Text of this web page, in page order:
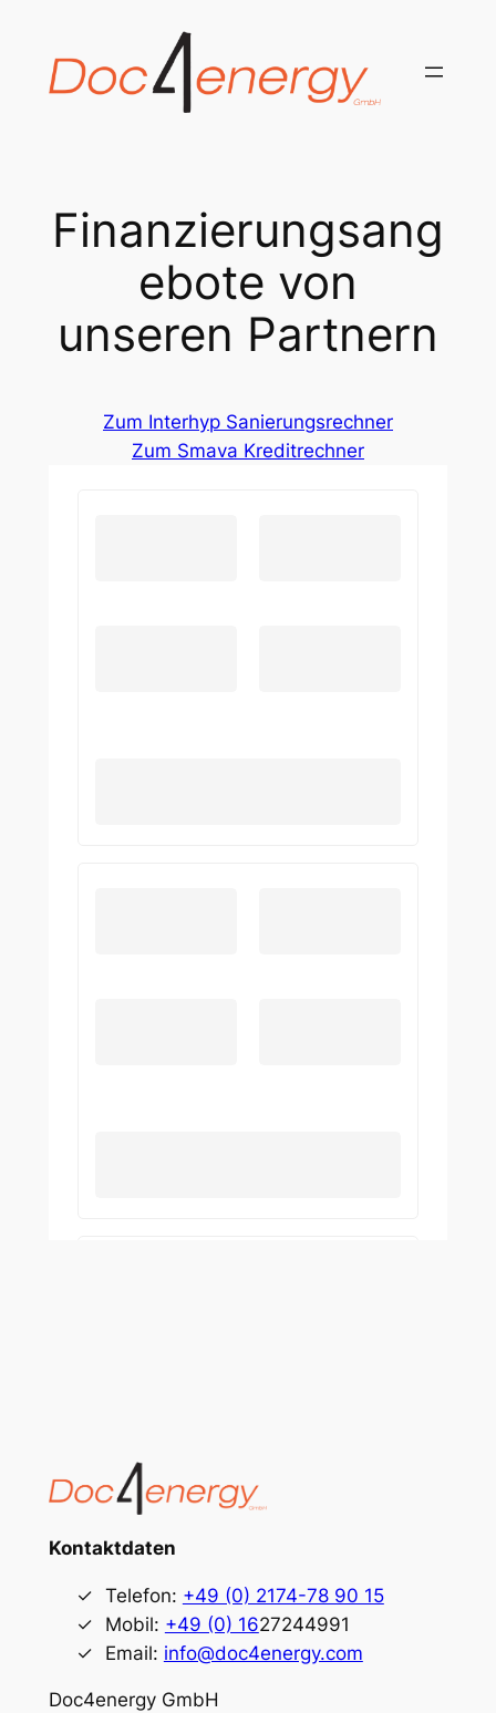
springen
Finanzierungsang
ebote von
unseren Partnern
Zum Interhyp Sanierungsrechner
Zum Smava Kreditrechner
Kontaktdaten
Telefon: +49 (0) 2174-78 90 15
Mobil: +49 (0) 1627244991
Email: info@doc4energy.com
Doc4energy GmbH